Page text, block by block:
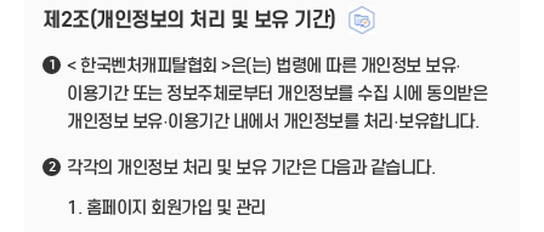
제2조(개인정보의 처리 및 보유 기간)
1
< 한국벤처캐피탈협회 >은(는) 법령에 따른 개인정보 보유·
이용기간 또는 정보주체로부터 개인정보를 수집 시에 동의받은
개인정보 보유·이용기간 내에서 개인정보를 처리·보유합니다.
2
각각의 개인정보 처리 및 보유 기간은 다음과 같습니다.
1. 홈페이지 회원가입 및 관리